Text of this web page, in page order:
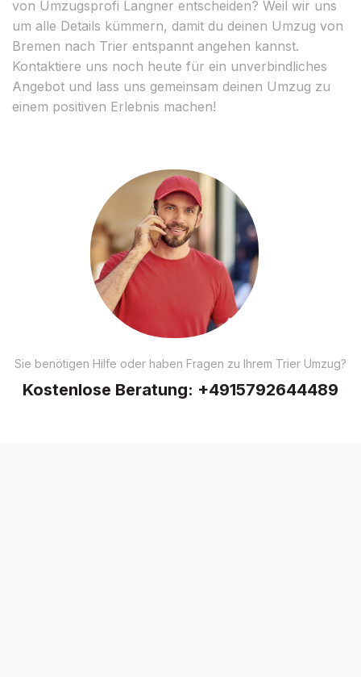
von Umzugsprofi Langner entscheiden? Weil wir uns
um alle Details kümmern, damit du deinen Umzug von
Bremen nach Trier entspannt angehen kannst.
Kontaktiere uns noch heute für ein unverbindliches
Angebot und lass uns gemeinsam deinen Umzug zu
einem positiven Erlebnis machen!
Sie benötigen Hilfe oder haben Fragen zu Ihrem Trier Umzug?
Kostenlose Beratung: +4915792644489